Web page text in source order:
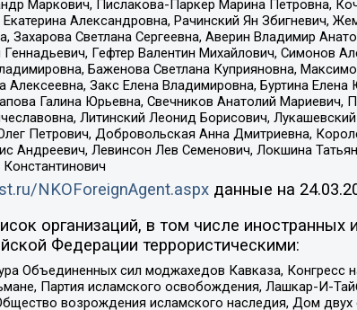
Маркович, Пислакова-Паркер Марина Петровна,
Александровна, Рачинский Ян Збигневич,
Захарова Светлана Сергеевна, Аверин Владимир
Гефтер Валентин Михайлович, Симонов
Баженова Светлана Куприяновна,
Алексеевна, Закс Елена Владимировна, Буртина
Галина Юрьевна, Свечников Анатолий
Литинский Леонид Борисович,
Петрович, Добровольская Анна Дмитриевна,
Андреевич, Левинсон Лев Семенович, Локшина
NKOForeignAgent.aspxданные на
организаций, в том числе иностранных
Федерации террористическими:
Объединенных сил моджахедов Кавказа, Конгресс
Партия исламского освобождения, Лашкар-И-
возрождения исламского наследия, Дом